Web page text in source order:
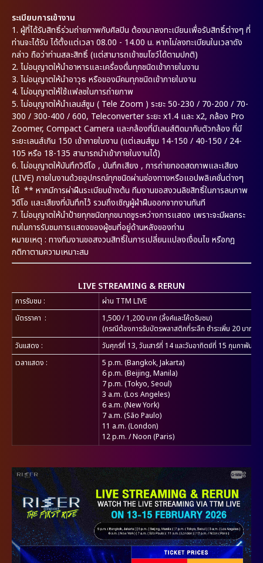
ระเบียบการเข้างาน
1. ผู้ที่ได้รับสิทธิ์ร่วมถ่ายภาพกับศิลปิน ต้องมาลงทะเบียนเพื่อรับสิทธิ์ต่างๆ ที่
ท่านจะได้รับ ได้ตั้งแต่เวลา 08.00 - 14.00 น. หากไม่ลงทะเบียนในเวลาดัง
กล่าว ถือว่าท่านสละสิทธิ์ (แต่สามารถเข้าชมโชว์ได้ตามปกติ)
2. ไม่อนุญาตให้นำอาหารและเครื่องดื่มทุกชนิดเข้าภายในงาน
3. ไม่อนุญาตให้นำอาวุธ หรือของมีคมทุกชนิดเข้าภายในงาน
4. ไม่อนุญาตให้ใช้แฟลชในการถ่ายภาพ
5. ไม่อนุญาตให้นำเลนส์ซูม ( Tele Zoom ) ระยะ 50-230 / 70-200 / 70-
300 / 300-400 / 600, Teleconverter ระยะ x1.4 และ x2, กล้อง Pro
Zoomer, Compact Camera และกล้องที่มีเลนส์ติดมากับตัวกล้อง ที่มี
ระยะเลนส์เกิน 150 เข้าภายในงาน (แต่เลนส์ซูม 14-150 / 40-150 / 24-
105 หรือ 18-135 สามารถนำเข้าภายในงานได้)
6. ไม่อนุญาตให้บันทึกวิดีโอ , บันทึกเสียง , การถ่ายทอดสดภาพและเสียง
(LIVE) ภายในงานด้วยอุปกรณ์ทุกชนิดผ่านช่องทางหรือแอปพลิเคชั่นต่างๆ
ได้ ** หากมีการผ่าฝืนระเบียบข้างต้น ทีมงานขอสงวนลิขสิทธิ์ในการลบภาพ
วิดีโอ และเสียงที่บันทึกไว้ รวมถึงเชิญผู้ฝ่าฝืนออกจากงานทันที
7. ไม่อนุญาตให้นำป้ายทุกชนิดทุกขนาดชูระหว่างการแสดง เพราะจะมีผลกระ
ทบในการรับชมการแสดงของผู้ชมที่อยู่ด้านหลังของท่าน
หมายเหตุ : ทางทีมงานขอสงวนสิทธิ์ในการเปลี่ยนแปลงเงื่อนไข หรือกฎ
กติกาตามความเหมาะสม
LIVE STREAMING & RERUN
การรับชม :
ผ่าน TTM LIVE
บัตรราคา :
1,500 / 1,200 บาท (ลิ้งค์และโค้ดรับชม)
(กรณีต้องการรับบัตรพลาสติกที่ระลึก ชำระเพิ่ม 20 บาท /ใ
วันแสดง :
วันศุกร์ที่ 13, วันเสาร์ที่ 14 และวันอาทิตย์ที่ 15 กุมภาพันธ์
เวลาแสดง :
5 p.m. (Bangkok, Jakarta)
6 p.m. (Beijing, Manila)
7 p.m. (Tokyo, Seoul)
3 a.m. (Los Angeles)
6 a.m. (New York)
7 a.m. (São Paulo)
11 a.m. (London)
12 p.m. / Noon (Paris)